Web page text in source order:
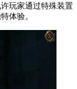
玩家通过特殊装置
体验。